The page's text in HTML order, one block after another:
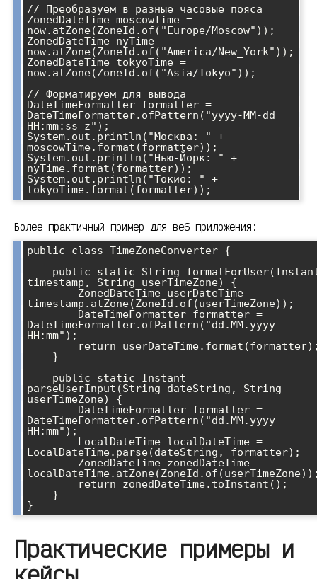
// Преобразуем в разные часовые пояса
ZonedDateTime moscowTime =
now.atZone(ZoneId.of("Europe/Moscow"));
ZonedDateTime nyTime =
now.atZone(ZoneId.of("America/New_York"));
ZonedDateTime tokyoTime =
now.atZone(ZoneId.of("Asia/Tokyo"));
// Форматируем для вывода
DateTimeFormatter formatter =
DateTimeFormatter.ofPattern("yyyy-MM-dd
HH:mm:ss z");
System.out.println("Москва: " +
moscowTime.format(formatter));
System.out.println("Нью-Йорк: " +
nyTime.format(formatter));
System.out.println("Токио: " +
Более практичный пример для веб-приложения:
public class TimeZoneConverter {
timestamp, String userTimeZone) {
timestamp.atZone(ZoneId.of(userTimeZone));
DateTimeFormatter.ofPattern("dd.MM.yyyy
HH:mm");
parseUserInput(String dateString, String
userTimeZone) {
DateTimeFormatter.ofPattern("dd.MM.yyyy
HH:mm");
LocalDateTime.parse(dateString, formatter);
Практические примеры и